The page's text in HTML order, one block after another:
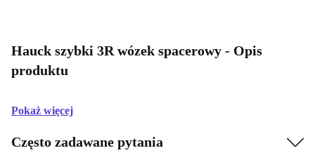
Hauck szybki 3R wózek spacerowy - Opis
produktu
Pokaż więcej
Często zadawane pytania